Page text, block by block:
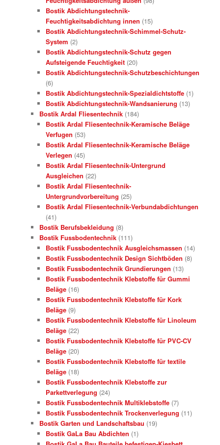
Bostik Abdichtungstechnik-
Feuchtigkeitsabdichtung innen (15)
Bostik Abdichtungstechnik-Schimmel-Schutz-
System (2)
Bostik Abdichtungstechnik-Schutz gegen
Aufsteigende Feuchtigkeit (20)
Bostik Abdichtungstechnik-Schutzbeschichtungen
(6)
Bostik Abdichtungstechnik-Spezialdichtstoffe (1)
Bostik Abdichtungstechnik-Wandsanierung (13)
Bostik Ardal Fliesentechnik (184)
Bostik Ardal Fliesentechnik-Keramische Beläge
Verfugen (53)
Bostik Ardal Fliesentechnik-Keramische Beläge
Verlegen (45)
Bostik Ardal Fliesentechnik-Untergrund
Ausgleichen (22)
Bostik Ardal Fliesentechnik-
Untergrundvorbereitung (25)
Bostik Ardal Fliesentechnik-Verbundabdichtungen
(41)
Bostik Berufsbekleidung (8)
Bostik Fussbodentechnik (111)
Bostik Fussbodentechnik Ausgleichsmassen (14)
Bostik Fussbodentechnik Design Sichtböden (8)
Bostik Fussbodentechnik Grundierungen (13)
Bostik Fussbodentechnik Klebstoffe für Gummi
Beläge (16)
Bostik Fussbodentechnik Klebstoffe für Kork
Beläge (9)
Bostik Fussbodentechnik Klebstoffe für Linoleum
Beläge (22)
Bostik Fussbodentechnik Klebstoffe für PVC-CV
Beläge (20)
Bostik Fussbodentechnik Klebstoffe für textile
Beläge (18)
Bostik Fussbodentechnik Klebstoffe zur
Parkettverlegung (24)
Bostik Fussbodentechnik Multiklebstoffe (7)
Bostik Fussbodentechnik Trockenverlegung (11)
Bostik Garten und Landschaftsbau (19)
Bostik GaLa Bau Abdichten (1)